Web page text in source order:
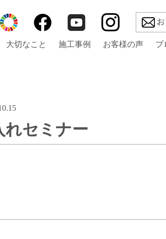
大切なこと 施工事例 お客様の声 ブ
れセミナー